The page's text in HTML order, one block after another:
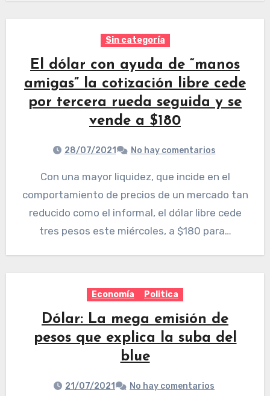
Sin categoría
El dólar con ayuda de “manos
amigas” la cotización libre cede
por tercera rueda seguida y se
vende a $180
28/07/2021 No hay comentarios
Con una mayor liquidez, que incide en el
comportamiento de precios de un mercado tan
reducido como el informal, el dólar libre cede
tres pesos este miércoles, a $180 para…
Economía Politica
Dólar: La mega emisión de
pesos que explica la suba del
blue
21/07/2021 No hay comentarios